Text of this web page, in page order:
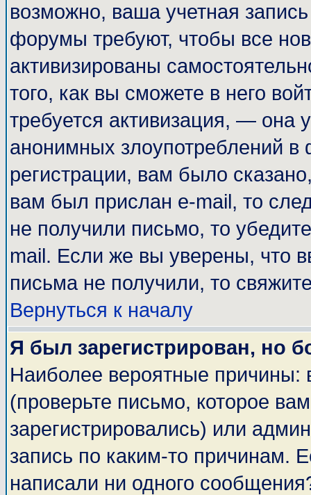
возможно, ваша учетная
форумы требуют, чтобы все
активизированы
того, как вы сможете в него
требуется активизация, — она
анонимных злоупотреблений
регистрации, вам было
вам был прислан e-mail, то
не получили письмо, то
mail. Если же вы уверены, что
письма не получили, то
Вернуться к началу
Я был зарегистрирован, но
Наиболее вероятные причины:
(проверьте письмо, которое
зарегистрировались) или
запись по каким-то причинам.
написали ни одного